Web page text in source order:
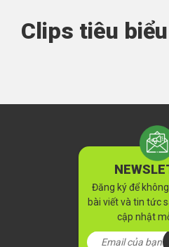
Clips tiêu biểu
Đăng ký để
bài viết và tin tức
cập nhật